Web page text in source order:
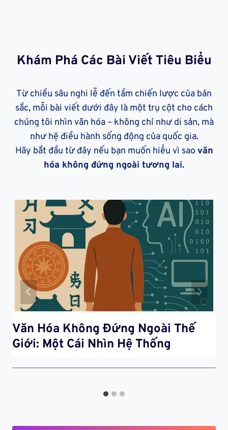
Khám Phá Các Bài Viết Tiêu Biểu
Từ chiều sâu nghi lễ đến tầm chiến lược của bản
sắc, mỗi bài viết dưới đây là một trụ cột cho cách
chúng tôi nhìn văn hóa – không chỉ như di sản, mà
như hệ điều hành sống động của quốc gia.
Hãy bắt đầu từ đây nếu bạn muốn hiểu vì sao văn
hóa không đứng ngoài tương lai.
Văn Hóa Không Đứng Ngoài Thế
Giới: Một Cái Nhìn Hệ Thống